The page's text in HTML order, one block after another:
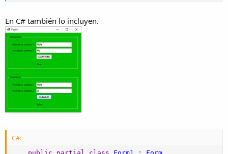
En C# también lo incluyen.
C#: